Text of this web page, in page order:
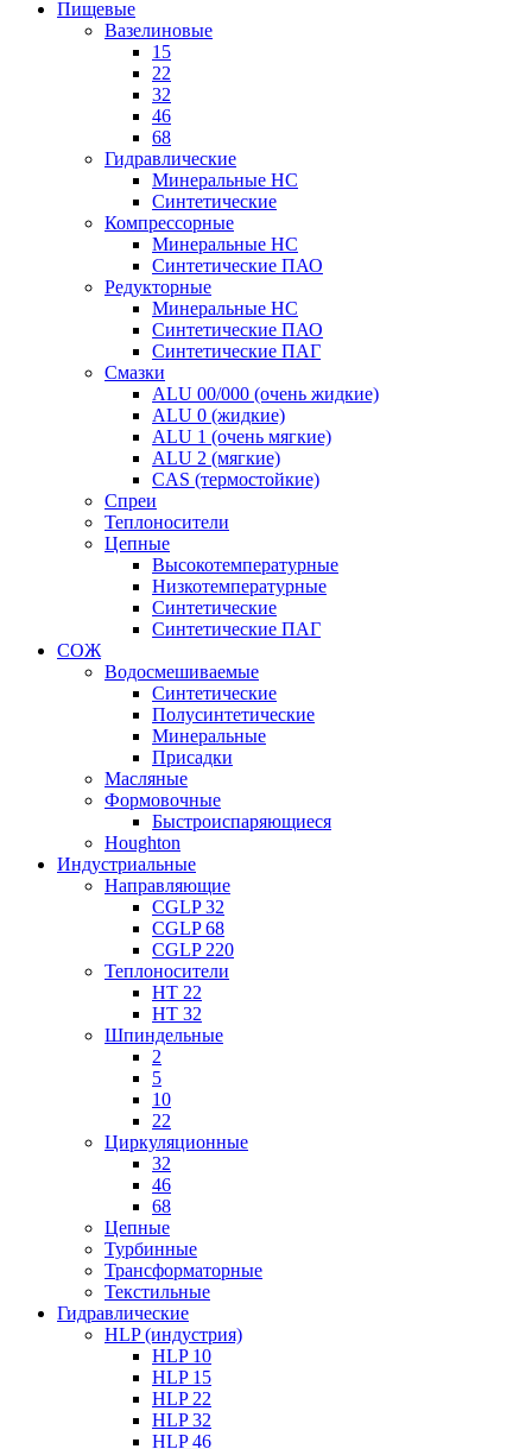
Пищевые
Вазелиновые
15
22
32
46
68
Гидравлические
Минеральные HC
Синтетические
Компрессорные
Минеральные HC
Синтетические ПАО
Редукторные
Минеральные HC
Синтетические ПАО
Синтетические ПАГ
Смазки
ALU 00/000 (очень жидкие)
ALU 0 (жидкие)
ALU 1 (очень мягкие)
ALU 2 (мягкие)
CAS (термостойкие)
Спреи
Теплоносители
Цепные
Высокотемпературные
Низкотемпературные
Синтетические
Синтетические ПАГ
СОЖ
Водосмешиваемые
Синтетические
Полусинтетические
Минеральные
Присадки
Масляные
Формовочные
Быстроиспаряющиеся
Houghton
Индустриальные
Направляющие
CGLP 32
CGLP 68
CGLP 220
Теплоносители
HT 22
HT 32
Шпиндельные
2
5
10
22
Циркуляционные
32
46
68
Цепные
Турбинные
Трансформаторные
Текстильные
Гидравлические
HLP (индустрия)
HLP 10
HLP 15
HLP 22
HLP 32
HLP 46